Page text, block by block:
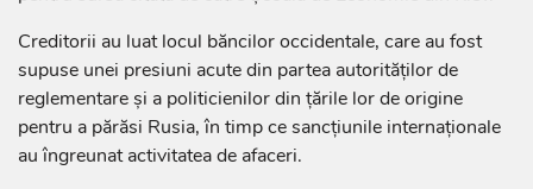
Creditorii au luat locul băncilor occidentale, care au fost
supuse unei presiuni acute din partea autorităților de
reglementare și a politicienilor din țările lor de origine
pentru a părăsi Rusia, în timp ce sancțiunile internaționale
au îngreunat activitatea de afaceri.